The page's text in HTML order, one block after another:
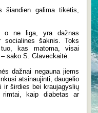
šiandien galima tikėtis,
o ne liga, yra dažnas
socialines šaknis. Toks
kas matoma, visai
sako S. Glaveckaitė.
dažnai negauna jiems
atsinaujinti, daugelio
ir širdies bei kraujagyslių
kaip diabetas ar